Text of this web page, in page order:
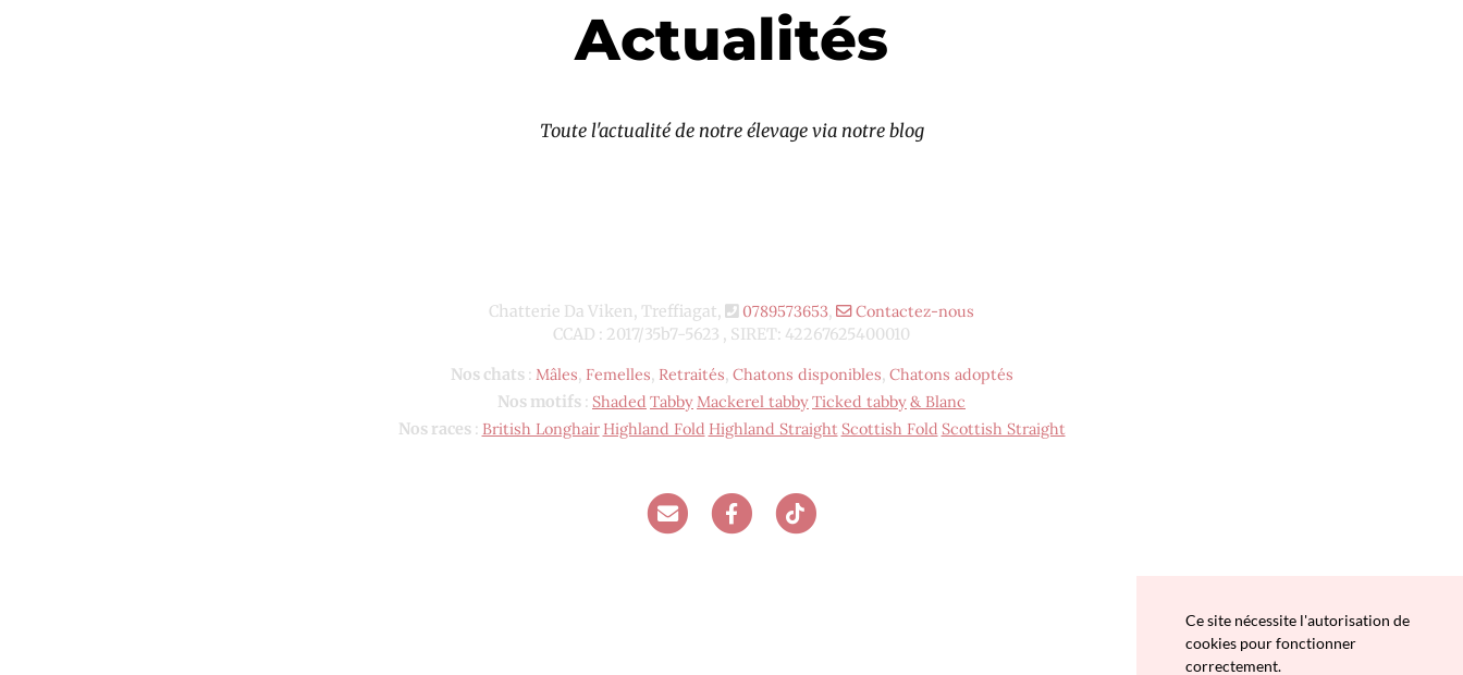
Actualités
Toute l'actualité de notre élevage via notre blog
Chatterie Da Viken, Treffiagat, 0789573653,
Contactez-nous
CCAD : 2017/35b7-5623 , SIRET: 42267625400010
Nos chats: Mâles, Femelles, Retraités, Chatons disponibles, Chatons adoptés
Nos motifs : Shaded TabbyMackerel tabbyTicked tabby& Blanc
Nos races: British Longhair Highland Fold Highland Straight Scottish Fold Scottish Straight
Ce site nécessite l'autorisation de
cookies pour fonctionner
correctement.